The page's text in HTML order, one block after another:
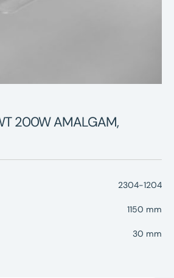
200W AMALGAM,
2304-1204
1150 mm
30 mm